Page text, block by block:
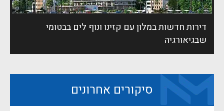
דירות חדשות במלון עם קזינו ונוף לים בבטומי
שבגיאורגיה
סיקורים אחרונים